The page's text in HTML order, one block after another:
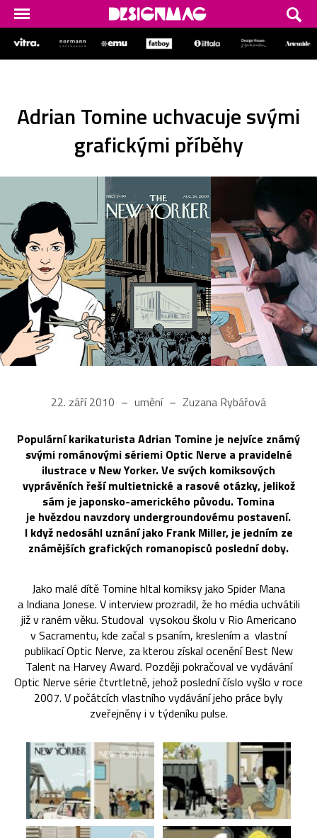
Adrian Tomine uchvacuje svými
grafickými příběhy
22. září 2010 umění Zuzana Rybářová
Populární karikaturista Adrian Tomine je nejvíce známý
svými románovými sériemi Optic Nerve a pravidelné
ilustrace v New Yorker. Ve svých komiksových
vyprávěních řeší multietnické a rasové otázky, jelikož
sám je japonsko-amerického původu. Tomina
je hvězdou navzdory undergroundovému postavení.
I když nedosáhl uznání jako Frank Miller, je jedním ze
známějších grafických romanopisců poslední doby.
Jako malé dítě Tomine hltal komiksy jako Spider Mana
a Indiana Jonese. V interview prozradil, že ho média uchvátili
již v raném věku. Studoval vysokou školu v Rio Americano
v Sacramentu, kde začal s psaním, kreslením a vlastní
publikací Optic Nerve, za kterou získal ocenění Best New
Talent na Harvey Award. Později pokračoval ve vydávání
Optic Nerve série čtvrtletně, jehož poslední číslo vyšlo v roce
2007. V počátcích vlastního vydávání jeho práce byly
zveřejněny i v týdeníku pulse.